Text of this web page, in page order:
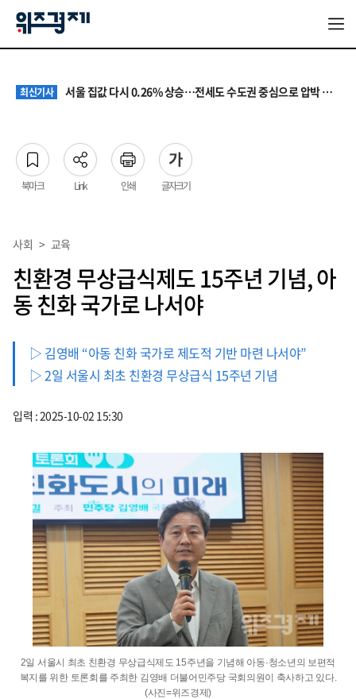
최신기사 서울 집값 다시 0.26% 상승…전세도 수도권 중심으로 압박 커져
최신기사 원·하청 교섭 갈등에 안전 지원 위축까지… 노란봉투법 불확실성 해법은
최신기사 청소년 혐오 표현, '처벌과 낙인'에서 '교양과 상식'으로
북마크 Link 인쇄 글자크기
사회 > 교육
친환경 무상급식제도 15주년 기념, 아
동 친화 국가로 나서야
▷ 김영배 “아동 친화 국가로 제도적 기반 마련 나서야”
▷ 2일 서울시 최초 친환경 무상급식 15주년 기념
입력 : 2025-10-02 15:30
2일 서울시 최초 친환경 무상급식제도 15주년을 기념해 아동·청소년의 보편적
복지를 위한 토론회를 주최한 김영배 더불어민주당 국회의원이 축사하고 있다.
(사진=위즈경제)